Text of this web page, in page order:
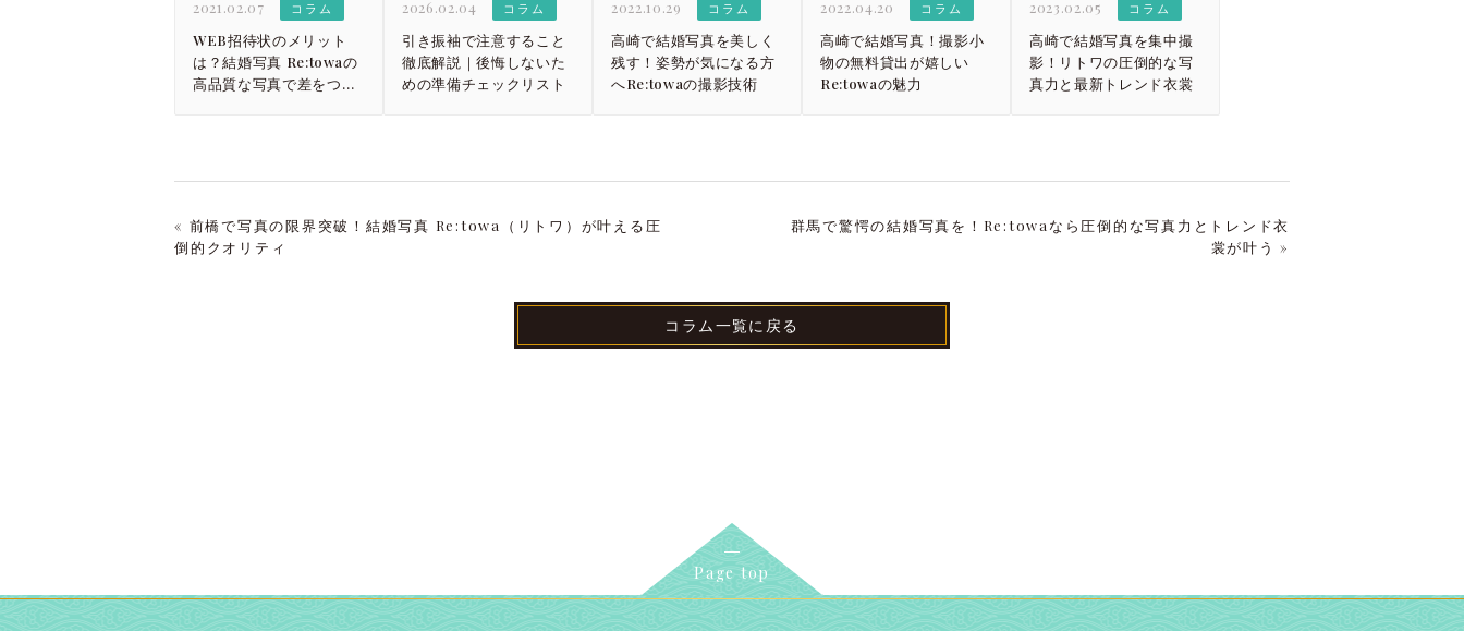
2021.02.07 コラム
WEB招待状のメリット
は？結婚写真 Re:towaの
高品質な写真で差をつけ
2026.02.04 コラム
引き振袖で注意すること
徹底解説｜後悔しないた
めの準備チェックリスト
2022.10.29 コラム
高崎で結婚写真を美しく
残す！姿勢が気になる方
へRe:towaの撮影技術
2022.04.20 コラム
高崎で結婚写真！撮影小
物の無料貸出が嬉しい
Re:towaの魅力
2023.02.05 コラム
高崎で結婚写真を集中撮
影！リトワの圧倒的な写
真力と最新トレンド衣裳
« 前橋で写真の限界突破！結婚写真 Re:towa（リトワ）が叶える圧
倒的クオリティ
群馬で驚愕の結婚写真を！Re:towaなら圧倒的な写真力とトレンド衣
裳が叶う »
コラム一覧に戻る
Page top